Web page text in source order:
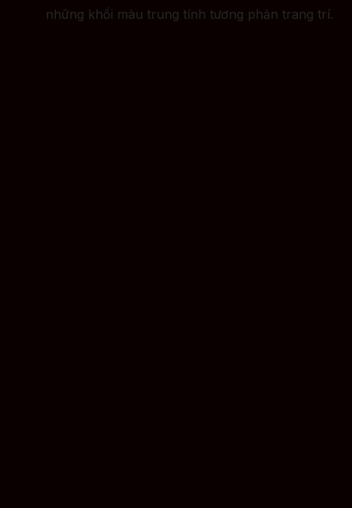
những khối màu trung tính tương phản trang trí.